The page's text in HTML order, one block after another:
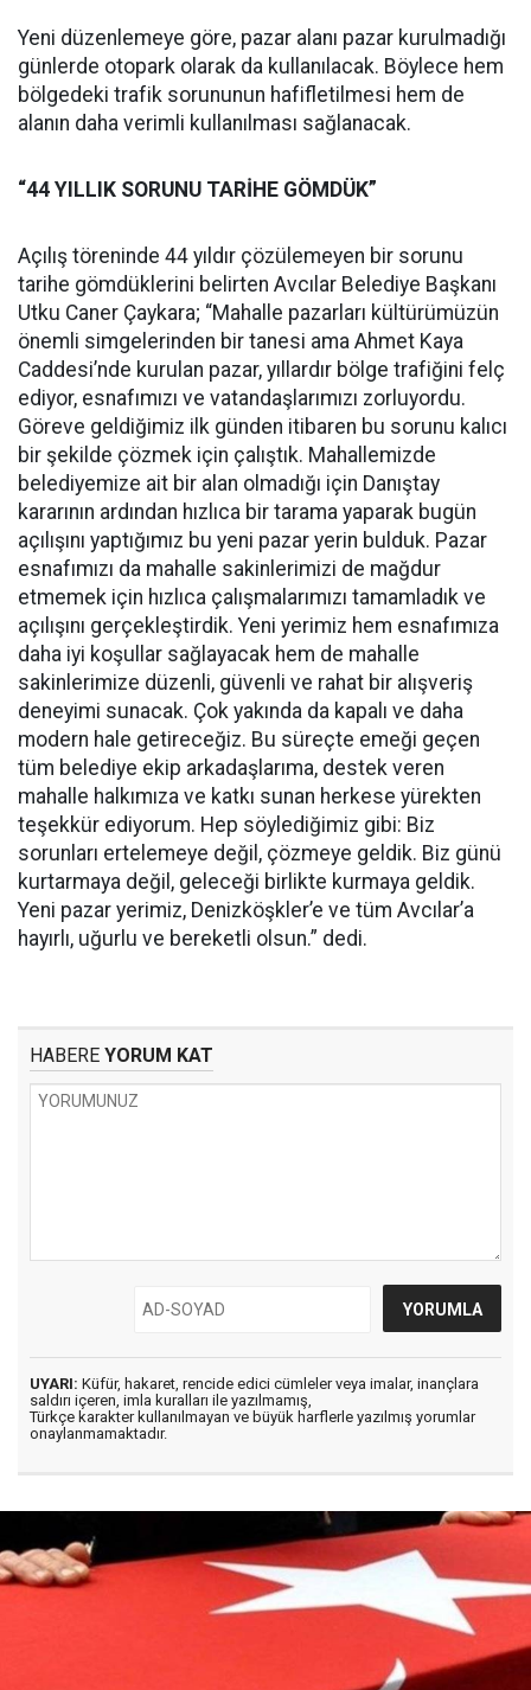
Yeni düzenlemeye göre, pazar alanı pazar kurulmadığı
günlerde otopark olarak da kullanılacak. Böylece hem
bölgedeki trafik sorununun hafifletilmesi hem de
alanın daha verimli kullanılması sağlanacak.
“44 YILLIK SORUNU TARİHE GÖMDÜK”
Açılış töreninde 44 yıldır çözülemeyen bir sorunu
tarihe gömdüklerini belirten Avcılar Belediye Başkanı
Utku Caner Çaykara; “Mahalle pazarları kültürümüzün
önemli simgelerinden bir tanesi ama Ahmet Kaya
Caddesi’nde kurulan pazar, yıllardır bölge trafiğini felç
ediyor, esnafımızı ve vatandaşlarımızı zorluyordu.
Göreve geldiğimiz ilk günden itibaren bu sorunu kalıcı
bir şekilde çözmek için çalıştık. Mahallemizde
belediyemize ait bir alan olmadığı için Danıştay
kararının ardından hızlıca bir tarama yaparak bugün
açılışını yaptığımız bu yeni pazar yerin bulduk. Pazar
esnafımızı da mahalle sakinlerimizi de mağdur
etmemek için hızlıca çalışmalarımızı tamamladık ve
açılışını gerçekleştirdik. Yeni yerimiz hem esnafımıza
daha iyi koşullar sağlayacak hem de mahalle
sakinlerimize düzenli, güvenli ve rahat bir alışveriş
deneyimi sunacak. Çok yakında da kapalı ve daha
modern hale getireceğiz. Bu süreçte emeği geçen
tüm belediye ekip arkadaşlarıma, destek veren
mahalle halkımıza ve katkı sunan herkese yürekten
teşekkür ediyorum. Hep söylediğimiz gibi: Biz
sorunları ertelemeye değil, çözmeye geldik. Biz günü
kurtarmaya değil, geleceği birlikte kurmaya geldik.
Yeni pazar yerimiz, Denizköşkler’e ve tüm Avcılar’a
hayırlı, uğurlu ve bereketli olsun.” dedi.
HABERE YORUM KAT
UYARI: Küfür, hakaret, rencide edici cümleler veya imalar, inançlara
saldırı içeren, imla kuralları ile yazılmamış,
Türkçe karakter kullanılmayan ve büyük harflerle yazılmış yorumlar
onaylanmamaktadır.